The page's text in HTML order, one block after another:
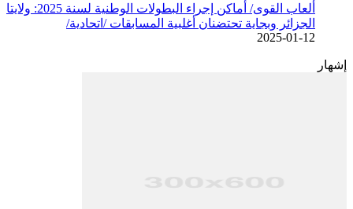
ألعاب القوى/ أماكن إجراء البطولات الوطنية لسنة 2025: ولايتا
الجزائر وبجاية تحتضنان أغلبية المسابقات /اتحادية/
2025-01-12
إشهار